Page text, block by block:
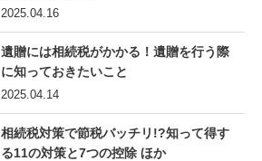
2025.04.16
2025.04.14
遺贈には相続税がかかる！遺贈を行う際
に知っておきたいこと
相続税対策で節税バッチリ!?知って得す
る11の対策と7つの控除 ほか